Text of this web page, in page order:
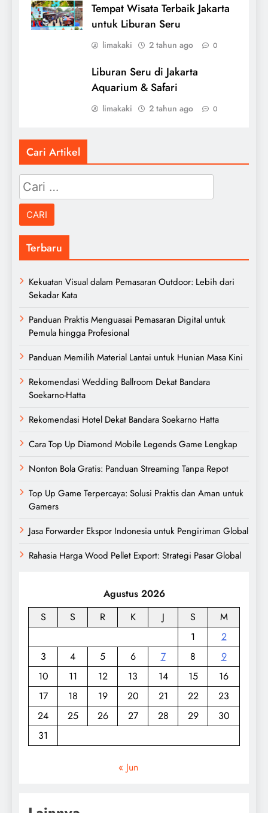
Tempat Wisata Terbaik Jakarta
untuk Liburan Seru
limakaki 2 tahun ago 0
Liburan Seru di Jakarta
Aquarium & Safari
limakaki 2 tahun ago 0
Cari Artikel
Cari
untuk:
Terbaru
Kekuatan Visual dalam Pemasaran Outdoor: Lebih dari
Sekadar Kata
Panduan Praktis Menguasai Pemasaran Digital untuk
Pemula hingga Profesional
Panduan Memilih Material Lantai untuk Hunian Masa Kini
Rekomendasi Wedding Ballroom Dekat Bandara
Soekarno-Hatta
Rekomendasi Hotel Dekat Bandara Soekarno Hatta
Cara Top Up Diamond Mobile Legends Game Lengkap
Nonton Bola Gratis: Panduan Streaming Tanpa Repot
Top Up Game Terpercaya: Solusi Praktis dan Aman untuk
Gamers
Jasa Forwarder Ekspor Indonesia untuk Pengiriman Global
Rahasia Harga Wood Pellet Export: Strategi Pasar Global
Agustus 2026
S
S R K J S
M
1
2
3
4 5 6 7 8
9
10
11 12 13 14 15
16
17
18 19 20 21 22
23
24
25 26 27 28 29
30
31
« Jun